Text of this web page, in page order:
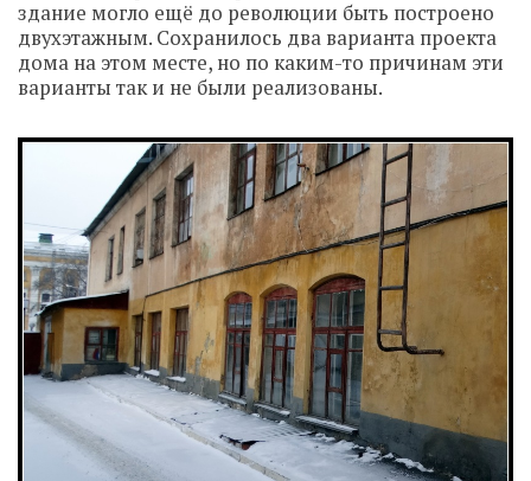
здание могло ещё до революции быть построено
двухэтажным. Сохранилось два варианта проекта
дома на этом месте, но по каким-то причинам эти
варианты так и не были реализованы.